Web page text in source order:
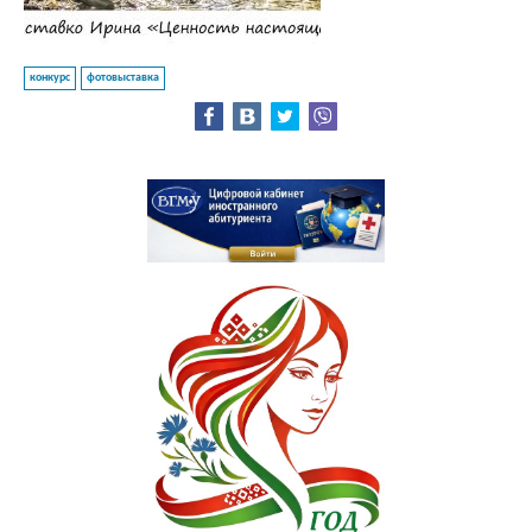
Подтверждение квалификации (педиатрия)
Подтверждение квалификации (стоматология)
Алгоритм получения справки о самостоятельном
трудоустройстве
Сектор поддержки молодых специалистов и интернов
Школа молодого специалиста
ИНОСТРАННЫМ ГРАЖДАНАМ
Цифровой кабинет иностранного абитуриента
Учебный процесс
План летнего приема иностранных граждан в 2026 году
Подача документов для поступления
конкурс фотовыставка